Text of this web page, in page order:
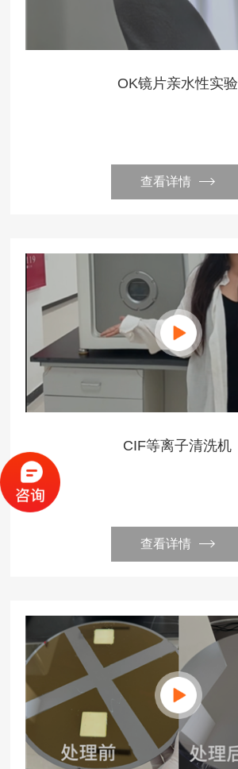
OK镜片亲水性实验
查看详情
CIF等离子清洗机
查看详情